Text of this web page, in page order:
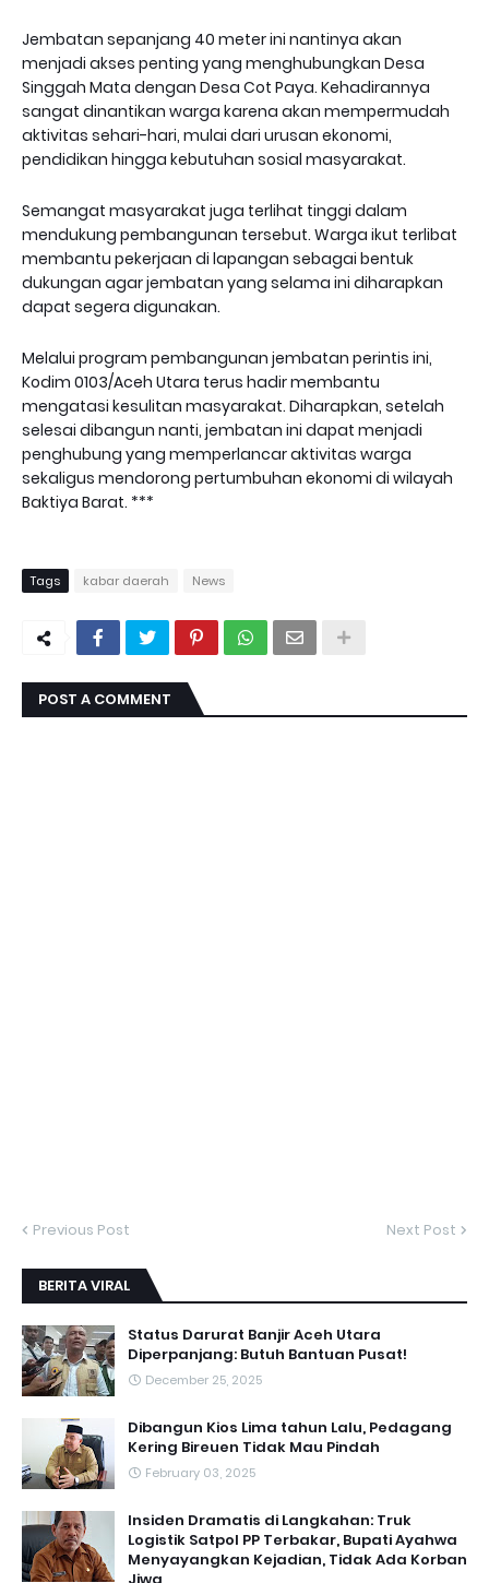
Jembatan sepanjang 40 meter ini nantinya akan
menjadi akses penting yang menghubungkan Desa
Singgah Mata dengan Desa Cot Paya. Kehadirannya
sangat dinantikan warga karena akan mempermudah
aktivitas sehari-hari, mulai dari urusan ekonomi,
pendidikan hingga kebutuhan sosial masyarakat.
Semangat masyarakat juga terlihat tinggi dalam
mendukung pembangunan tersebut. Warga ikut terlibat
membantu pekerjaan di lapangan sebagai bentuk
dukungan agar jembatan yang selama ini diharapkan
dapat segera digunakan.
Melalui program pembangunan jembatan perintis ini,
Kodim 0103/Aceh Utara terus hadir membantu
mengatasi kesulitan masyarakat. Diharapkan, setelah
selesai dibangun nanti, jembatan ini dapat menjadi
penghubung yang memperlancar aktivitas warga
sekaligus mendorong pertumbuhan ekonomi di wilayah
Baktiya Barat. ***
Tags kabar daerah News
POST A COMMENT
Previous Post Next Post
BERITA VIRAL
Status Darurat Banjir Aceh Utara
Diperpanjang: Butuh Bantuan Pusat!
December 25, 2025
Dibangun Kios Lima tahun Lalu, Pedagang
Kering Bireuen Tidak Mau Pindah
February 03, 2025
Insiden Dramatis di Langkahan: Truk
Logistik Satpol PP Terbakar, Bupati Ayahwa
Menyayangkan Kejadian, Tidak Ada Korban